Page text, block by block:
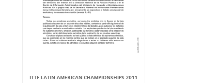
ITTF LATIN AMERICAN CHAMPIONSHIPS 2011